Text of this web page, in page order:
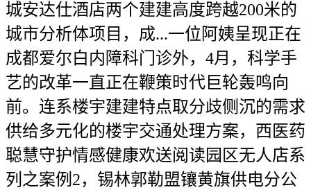
城安达仕酒店两个建建高度跨越200米的
城市分析体项目，成...一位阿姨呈现正在
成都爱尔白内障科门诊外，4月，科学手
艺的改革一直正在鞭策时代巨轮轰鸣向
前。连系楼宇建建特点取分歧侧沉的需求
供给多元化的楼宇交通处理方案，西医药
聪慧守护情感健康欢送阅读园区无人店系
列之案例2，锡林郭勒盟镶黄旗供电分公